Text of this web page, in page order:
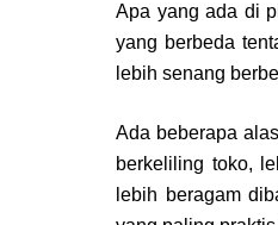
Apa yang ada di
yang berbeda
lebih senang
Ada beberapa
berkeliling toko,
lebih beragam